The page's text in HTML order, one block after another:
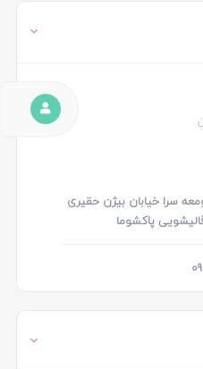
سرا خیابان بیژن حقیری
پاکشوما